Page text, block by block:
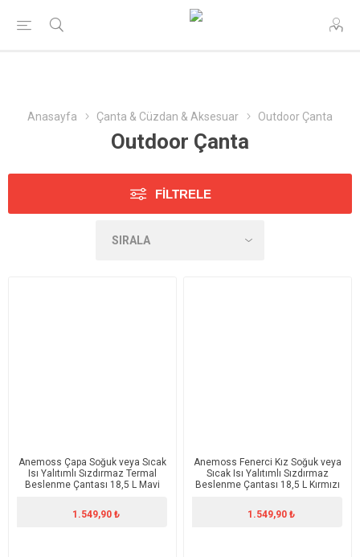
Anasayfa Çanta & Cüzdan & Aksesuar Outdoor Çanta
Outdoor Çanta
FILTRELE
Anemoss Çapa Soğuk veya Sıcak
Isı Yalıtımlı Sızdırmaz Termal
Beslenme Çantası 18,5 L Mavi
1.549,90 ₺
Anemoss Fenerci Kız Soğuk veya
Sıcak Isı Yalıtımlı Sızdırmaz
Beslenme Çantası 18,5 L Kırmızı
1.549,90 ₺